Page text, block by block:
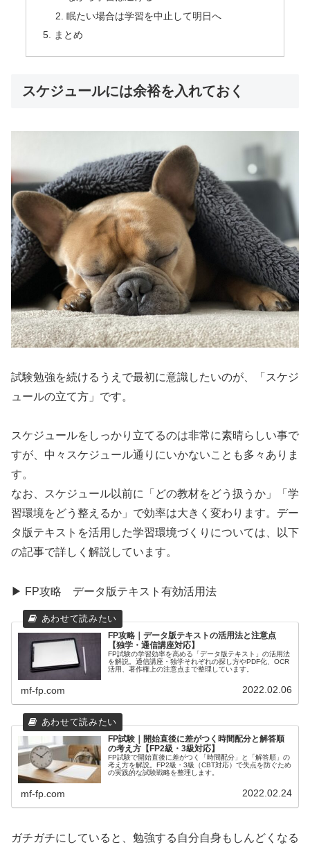
眠たい場合は学習を中止して明日へ
まとめ
スケジュールには余裕を入れておく
試験勉強を続けるうえで最初に意識したいのが、「スケジ
ュールの立て方」です。
スケジュールをしっかり立てるのは非常に素晴らしい事で
すが、中々スケジュール通りにいかないことも多々ありま
す。
なお、スケジュール以前に「どの教材をどう扱うか」「学
習環境をどう整えるか」で効率は大きく変わります。デー
タ版テキストを活用した学習環境づくりについては、以下
の記事で詳しく解説しています。
▶ FP攻略 データ版テキスト有効活用法
FP攻略｜データ版テキストの活用法と注意点
【独学・通信講座対応】
FP試験の学習効率を高める「データ版テキスト」の活用法
を解説。通信講座・独学それぞれの探し方やPDF化、OCR
活用、著作権上の注意点まで整理しています。
mf-fp.com 2022.02.06
FP試験｜開始直後に差がつく時間配分と解答順
の考え方【FP2級・3級対応】
FP試験で開始直後に差がつく「時間配分」と「解答順」の
考え方を解説。FP2級・3級（CBT対応）で失点を防ぐため
の実践的な試験戦略を整理します。
mf-fp.com 2022.02.24
ガチガチにしていると、勉強する自分自身もしんどくなる